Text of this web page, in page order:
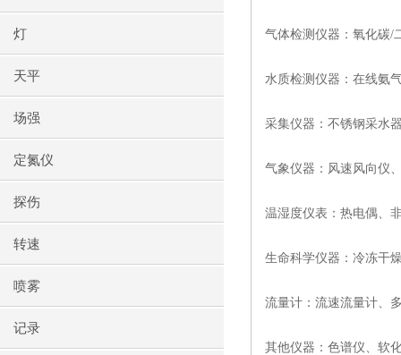
灯
天平
场强
定氮仪
探伤
转速
喷雾
记录
气体检测仪器：氧化碳/
水质检测仪器：在线氨
采集仪器：不锈钢采水
气象仪器：风速风向仪
温湿度仪表：热电偶、
生命科学仪器：冷冻干
流量计：流速流量计、
其他仪器：色谱仪、软